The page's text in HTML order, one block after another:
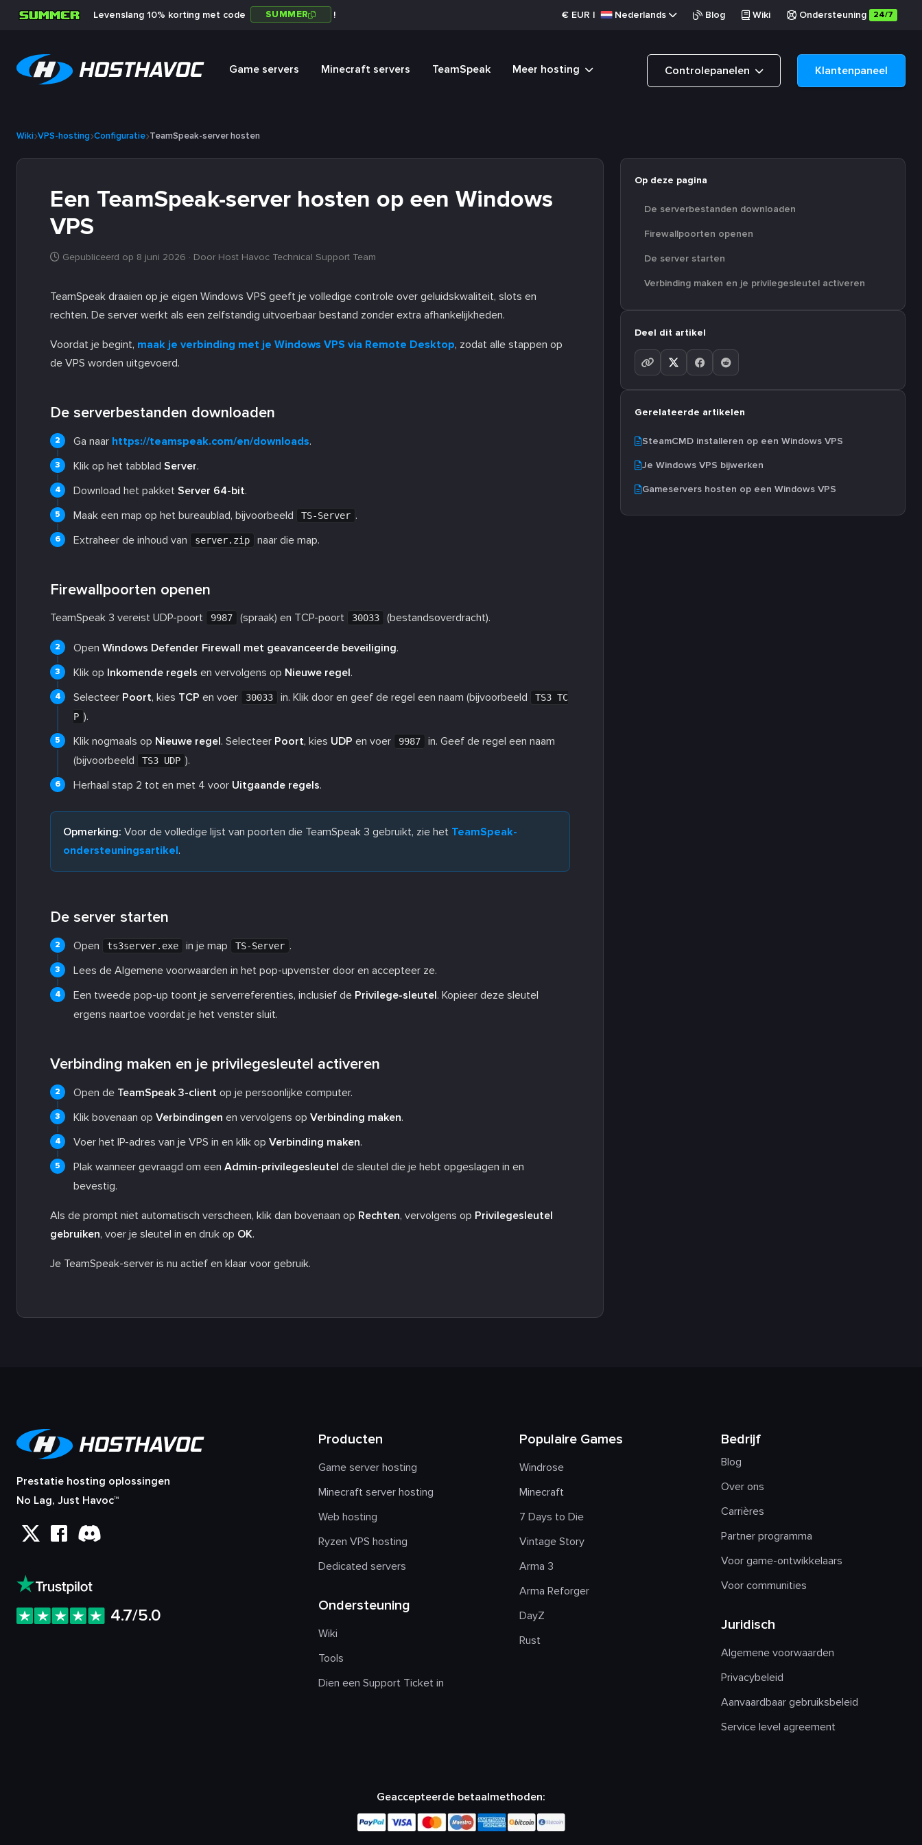
Levenslang 10% korting met code SUMMER ! € EUR | Nederlands Blog Wiki Ondersteuning 24/7
Game servers Minecraft servers TeamSpeak Meer hosting Controlepanelen Klantenpaneel
Wiki VPS-hosting Configuratie TeamSpeak-server hosten
Een TeamSpeak-server hosten op een Windows
VPS
Gepubliceerd op 8 juni 2026 · Door Host Havoc Technical Support Team
TeamSpeak draaien op je eigen Windows VPS geeft je volledige controle over geluidskwaliteit, slots en
rechten. De server werkt als een zelfstandig uitvoerbaar bestand zonder extra afhankelijkheden.
Voordat je begint, maak je verbinding met je Windows VPS via Remote Desktop, zodat alle stappen op
de VPS worden uitgevoerd.
De serverbestanden downloaden
Ga naar https://teamspeak.com/en/downloads.
Klik op het tabblad Server.
Download het pakket Server 64-bit.
Maak een map op het bureaublad, bijvoorbeeld
TS-Server .
Extraheer de inhoud van
server.zip naar die map.
Firewallpoorten openen
TeamSpeak 3 vereist UDP-poort 9987 (spraak) en TCP-poort 30033 (bestandsoverdracht).
Open Windows Defender Firewall met geavanceerde beveiliging.
Klik op Inkomende regels en vervolgens op Nieuwe regel.
Selecteer Poort, kies TCP en voer 30033 in. Klik door en geef de regel een naam (bijvoorbeeld
TS3 TC
P ).
Klik nogmaals op Nieuwe regel. Selecteer Poort, kies UDP en voer 9987
in. Geef de regel een naam
(bijvoorbeeld
TS3 UDP ).
Herhaal stap 2 tot en met 4 voor Uitgaande regels.
Opmerking: Voor de volledige lijst van poorten die TeamSpeak 3 gebruikt, zie het TeamSpeak-
ondersteuningsartikel.
De server starten
Open ts3server.exe in je map TS-Server .
Lees de Algemene voorwaarden in het pop-upvenster door en accepteer ze.
Een tweede pop-up toont je serverreferenties, inclusief de Privilege-sleutel. Kopieer deze sleutel
ergens naartoe voordat je het venster sluit.
Verbinding maken en je privilegesleutel activeren
Open de TeamSpeak 3-client op je persoonlijke computer.
Klik bovenaan op Verbindingen en vervolgens op Verbinding maken.
Voer het IP-adres van je VPS in en klik op Verbinding maken.
Plak wanneer gevraagd om een Admin-privilegesleutel de sleutel die je hebt opgeslagen in en
bevestig.
Als de prompt niet automatisch verscheen, klik dan bovenaan op Rechten, vervolgens op Privilegesleutel
gebruiken, voer je sleutel in en druk op OK.
Je TeamSpeak-server is nu actief en klaar voor gebruik.
Op deze pagina
De serverbestanden downloaden
Firewallpoorten openen
De server starten
Verbinding maken en je privilegesleutel activeren
Deel dit artikel
Gerelateerde artikelen
SteamCMD installeren op een Windows VPS
Je Windows VPS bijwerken
Gameservers hosten op een Windows VPS
Prestatie hosting oplossingen
No Lag, Just Havoc™
4.7/5.0
Producten
Game server hosting
Minecraft server hosting
Web hosting
Ryzen VPS hosting
Dedicated servers
Ondersteuning
Wiki
Tools
Dien een Support Ticket in
Populaire Games
Windrose
Minecraft
7 Days to Die
Vintage Story
Arma 3
Arma Reforger
DayZ
Rust
Bedrijf
Blog
Over ons
Carrières
Partner programma
Voor game-ontwikkelaars
Voor communities
Juridisch
Algemene voorwaarden
Privacybeleid
Aanvaardbaar gebruiksbeleid
Service level agreement
Geaccepteerde betaalmethoden: